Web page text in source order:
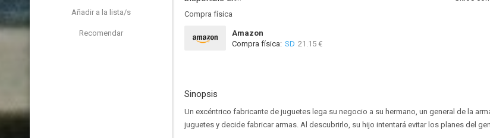
Añadir a la lista/s
Recomendar
Compra física
Amazon
Compra física: SD 21.15 €
Sinopsis
Un excéntrico fabricante de juguetes lega su negocio a su hermano, un general de la
juguetes y decide fabricar armas. Al descubrirlo, su hijo intentará evitar los planes del